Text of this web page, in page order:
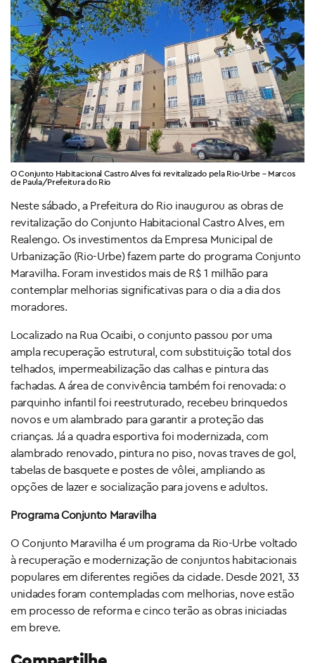
O Conjunto Habitacional Castro Alves foi revitalizado pela Rio-Urbe – Marcos
de Paula/Prefeitura do Rio
Neste sábado, a Prefeitura do Rio inaugurou as obras de
revitalização do Conjunto Habitacional Castro Alves, em
Realengo. Os investimentos da Empresa Municipal de
Urbanização (Rio-Urbe) fazem parte do programa Conjunto
Maravilha. Foram investidos mais de R$ 1 milhão para
contemplar melhorias significativas para o dia a dia dos
moradores.
Localizado na Rua Ocaibi, o conjunto passou por uma
ampla recuperação estrutural, com substituição total dos
telhados, impermeabilização das calhas e pintura das
fachadas. A área de convivência também foi renovada: o
parquinho infantil foi reestruturado, recebeu brinquedos
novos e um alambrado para garantir a proteção das
crianças. Já a quadra esportiva foi modernizada, com
alambrado renovado, pintura no piso, novas traves de gol,
tabelas de basquete e postes de vôlei, ampliando as
opções de lazer e socialização para jovens e adultos.
Programa Conjunto Maravilha
O Conjunto Maravilha é um programa da Rio-Urbe voltado
à recuperação e modernização de conjuntos habitacionais
populares em diferentes regiões da cidade. Desde 2021, 33
unidades foram contempladas com melhorias, nove estão
em processo de reforma e cinco terão as obras iniciadas
em breve.